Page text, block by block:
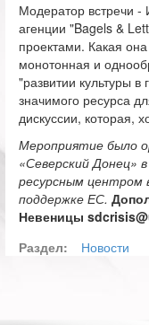
Модератор встречи -
агенции "Bagels &
проектами. Какая
монотонная и
"развитии культуры
значимого ресурса
дискуссии, которая,
Мероприятие было
«Северский Донец»
ресурсным
поддержке ЕС.
Невеницы
Раздел:
Новости